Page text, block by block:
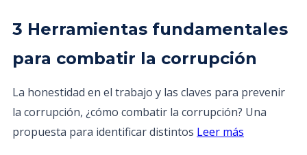
3 Herramientas fundamentales
para combatir la corrupción
La honestidad en el trabajo y las claves para prevenir
la corrupción, ¿cómo combatir la corrupción? Una
propuesta para identificar distintos Leer más